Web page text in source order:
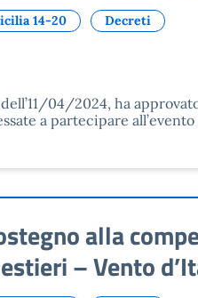
14-20 Decreti
04/2024, ha
a partecipare
alla
– Vento